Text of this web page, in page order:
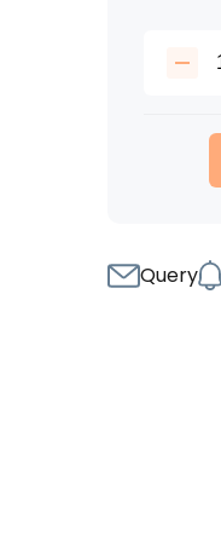
Query